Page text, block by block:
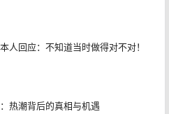
人回应：不知道当时做得对不对！
热潮背后的真相与机遇